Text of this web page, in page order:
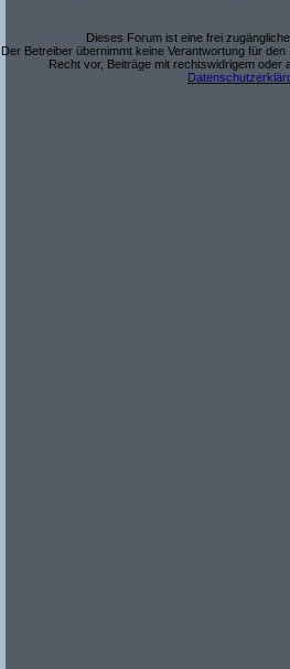
Dieses Forum ist eine frei
Der Betreiber übernimmt keine Verantwortung für
Recht vor, Beiträge mit rechtswidrigem oder